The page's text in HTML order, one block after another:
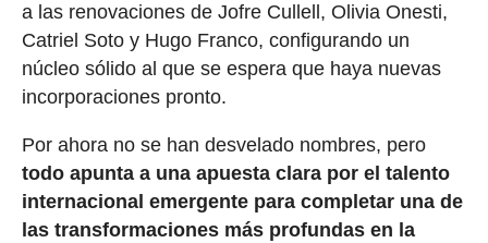
a las renovaciones de Jofre Cullell, Olivia Onesti,
Catriel Soto y Hugo Franco, configurando un
núcleo sólido al que se espera que haya nuevas
incorporaciones pronto.
Por ahora no se han desvelado nombres, pero
todo apunta a una apuesta clara por el talento
internacional emergente para completar una de
las transformaciones más profundas en la